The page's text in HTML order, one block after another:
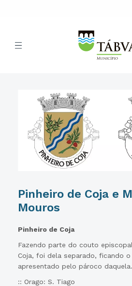
Pinheiro de Coja e
Mouros
Pinheiro de Coja
Fazendo parte do couto
Coja, foi dela separado, ficando
apresentado pelo pároco daquela.
:: Orago: S. Tiago